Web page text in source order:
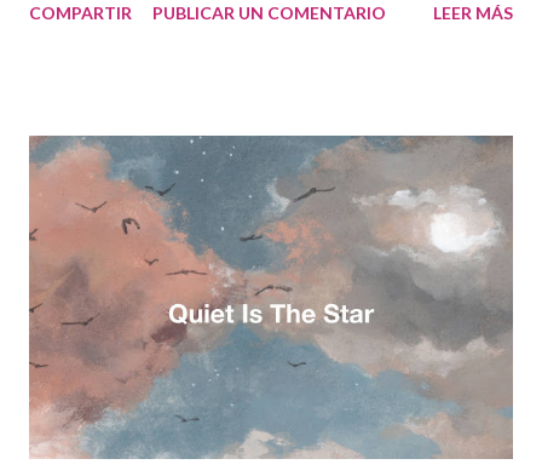
Es una de las razones por las que esta ya tradicional lista que
existiera la posibilidad de hablar de toda. Comenzaba 2018 con
un disco en mis manos: Love, Time and Divination , del cuarteto
de Nueva Orleans liderado por el trombonista Mark McGrain. Un
disco que resultó siendo realmente significativo y lúcido en su
título respecto a lo que estaba por venir: un encuentro entre la
tradición y el presente, una apuesta por sacar adelante un
trabajo en que el músico cree. Cada v...
COMPARTIR PUBLICAR UN COMENTARIO LEER MÁS